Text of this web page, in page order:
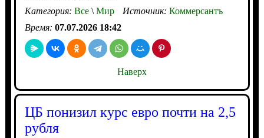
Категория: Все\Мир Источник: Коммерсантъ
Время: 07.07.2026 18:42
Наверх
ЦБ понизил курс евро почти на 2,5
рубля